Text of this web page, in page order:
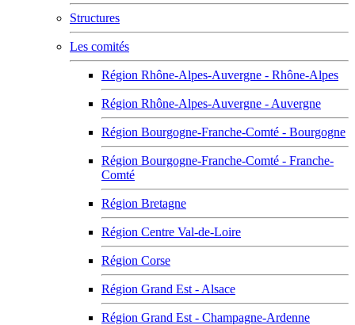
Structures
Les comités
Région Rhône-Alpes-Auvergne - Rhône-Alpes
Région Rhône-Alpes-Auvergne - Auvergne
Région Bourgogne-Franche-Comté - Bourgogne
Région Bourgogne-Franche-Comté - Franche-
Comté
Région Bretagne
Région Centre Val-de-Loire
Région Corse
Région Grand Est - Alsace
Région Grand Est - Champagne-Ardenne